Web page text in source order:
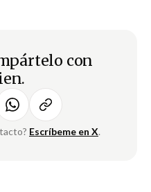
con
Escríbeme en X.